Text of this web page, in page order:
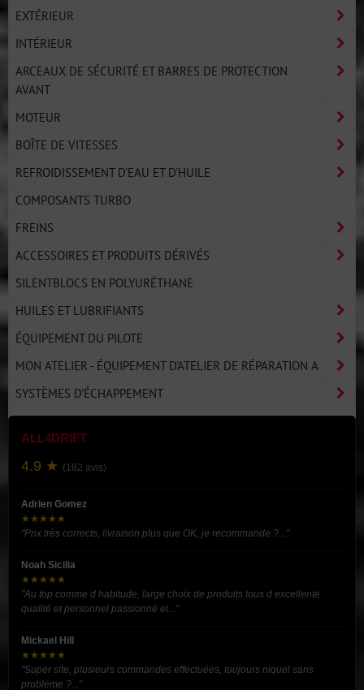
EXTÉRIEUR
INTÉRIEUR
ARCEAUX DE SÉCURITÉ ET BARRES DE PROTECTION
AVANT
MOTEUR
BOÎTE DE VITESSES
REFROIDISSEMENT D'EAU ET D'HUILE
COMPOSANTS TURBO
FREINS
ACCESSOIRES ET PRODUITS DÉRIVÉS
SILENTBLOCS EN POLYURÉTHANE
HUILES ET LUBRIFIANTS
ÉQUIPEMENT DU PILOTE
MON ATELIER - ÉQUIPEMENT D'ATELIER DE RÉPARATION A
SYSTÈMES D'ÉCHAPPEMENT
ALL4DRIFT
4.9 ★ (182 avis)
Adrien Gomez
★★★★★
"Prix très corrects, livraison plus que OK, je recommande ?..."
Noah Sicilia
★★★★★
"Au top comme d habitude, large choix de produits tous d excellente
qualité et personnel passionné et..."
Mickael Hill
★★★★★
"Super site, plusieurs commandes effectuées, toujours niquel sans
problème ?..."